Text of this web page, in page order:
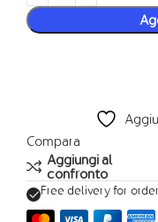
Compara
Aggiungi al
confronto
Free delivery for